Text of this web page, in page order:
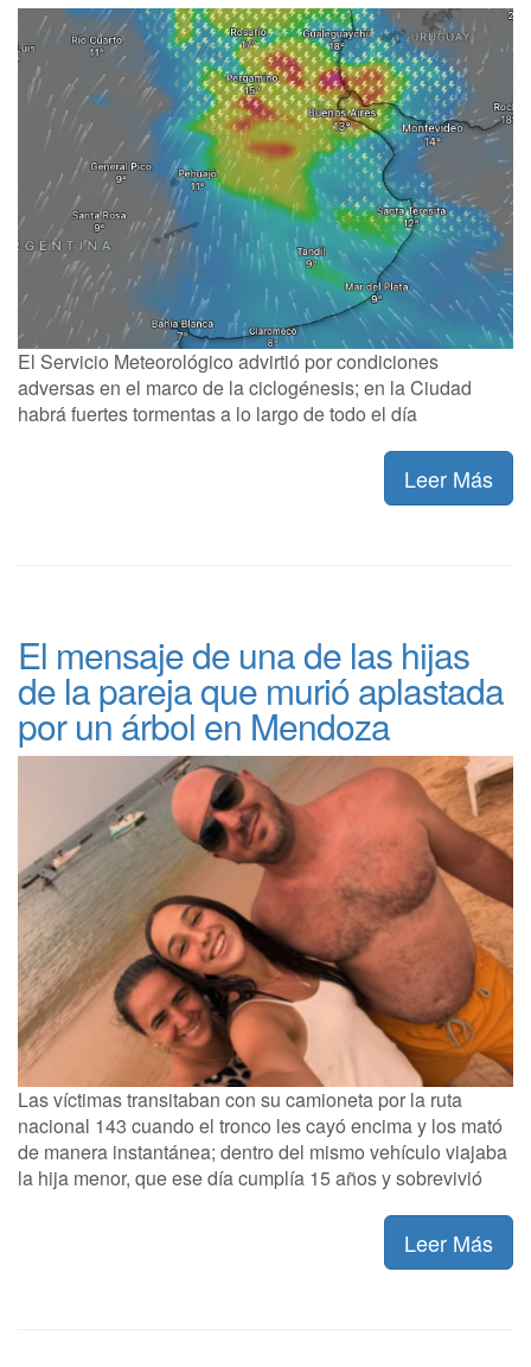
El Servicio Meteorológico advirtió por condiciones
adversas en el marco de la ciclogénesis; en la Ciudad
habrá fuertes tormentas a lo largo de todo el día
Leer Más
El mensaje de una de las hijas
de la pareja que murió aplastada
por un árbol en Mendoza
Las víctimas transitaban con su camioneta por la ruta
nacional 143 cuando el tronco les cayó encima y los mató
de manera instantánea; dentro del mismo vehículo viajaba
la hija menor, que ese día cumplía 15 años y sobrevivió
Leer Más